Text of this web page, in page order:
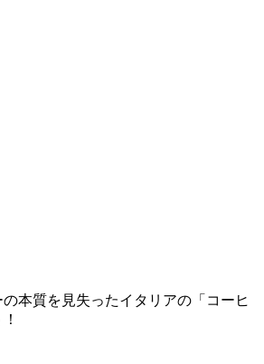
本質を見失ったイタリアの「コーヒ